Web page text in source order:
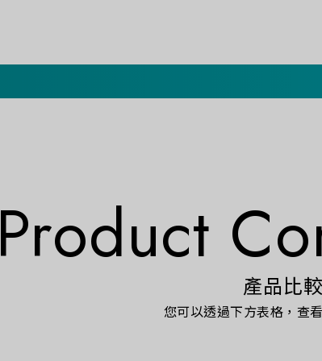
Product
產品比較
您可以透過下方表格，查